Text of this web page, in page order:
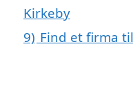
Kirkeby
9) Find et firma